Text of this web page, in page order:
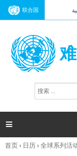
联合国
搜
索

你
首页› 日历›全球系列活